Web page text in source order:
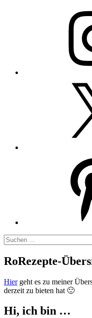
Suchen
nach:
RoRezepte-
Hiergeht es zu meiner
derzeit zu bieten hat 🙂
Hi, ich bin …